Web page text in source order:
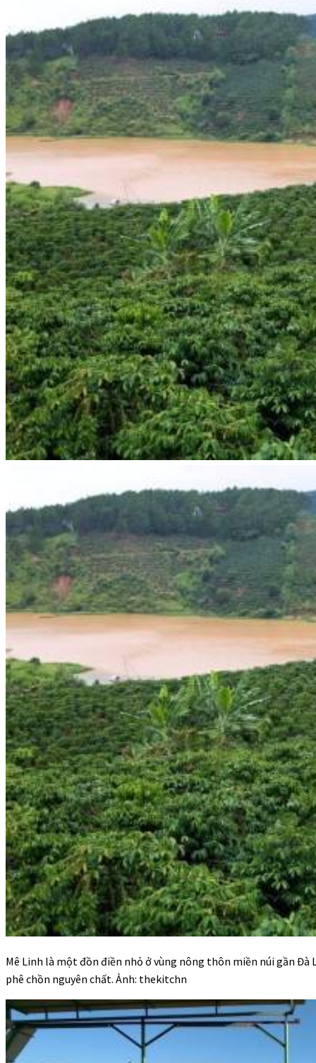
Mê Linh là một đồn điền nhỏ ở vùng nông thôn miền núi gần
phê chồn nguyên chất. Ảnh: thekitchn